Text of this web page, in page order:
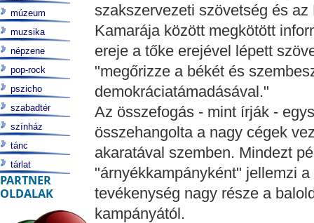
szakszervezeti szövetség és
Kamarája között megkötött
ereje a tőke erejével lépett
"megőrizze a békét és
demokráciatámadásával."
Az összefogás - mint írják -
összehangolta a nagy cégek
akaratával szemben. Mindezt
"árnyékkampányként" jellemzi
tevékenység nagy része a
kampányától.
múzeum
muzsika
népzene
pop-rock
pszicho
szabadtér
színház
tánc
tárlat
PARTNER
OLDALAK